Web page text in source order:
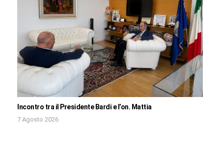
Incontro tra il Presidente Bardi e l’on. Mattia
7 Agosto 2026